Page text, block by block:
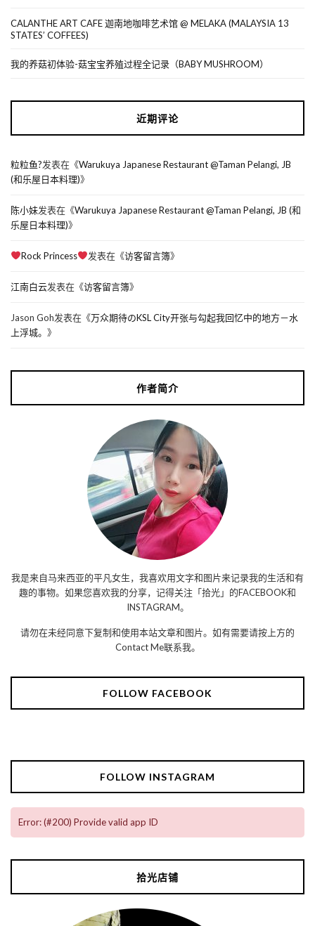
CALANTHE ART CAFE 迦南地咖啡艺术馆 @ MELAKA (MALAYSIA 13
STATES’ COFFEES)
我的养菇初体验-菇宝宝养殖过程全记录（BABY MUSHROOM）
近期评论
粒粒鱼?发表在《Warukuya Japanese Restaurant @Taman Pelangi, JB
(和乐屋日本料理)》
陈小妹发表在《Warukuya Japanese Restaurant @Taman Pelangi, JB (和
乐屋日本料理)》
Rock Princess 发表在《访客留言簿》
江南白云发表在《访客留言簿》
Jason Goh发表在《万众期待のKSL City开张与勾起我回忆中的地方－水
上浮城。 》
作者简介
我是来自马来西亚的平凡女生，我喜欢用文字和图片来记录我的生活和有
趣的事物。如果您喜欢我的分享，记得关注「拾光」的FACEBOOK和
INSTAGRAM。
请勿在未经同意下复制和使用本站文章和图片。如有需要请按上方的
Contact Me联系我。
FOLLOW FACEBOOK
FOLLOW INSTAGRAM
Error: (#200) Provide valid app ID
拾光店铺